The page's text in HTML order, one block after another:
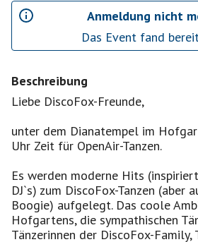
Anmeldung nicht
Das Event fand
Beschreibung
Liebe DiscoFox-Freunde,
unter dem Dianatempel im
Uhr Zeit für OpenAir-Tanzen.
Es werden moderne Hits
DJ`s) zum DiscoFox-Tanzen (aber
Boogie) aufgelegt. Das coole
Hofgartens, die sympathischen
Tänzerinnen der DiscoFox-Family,